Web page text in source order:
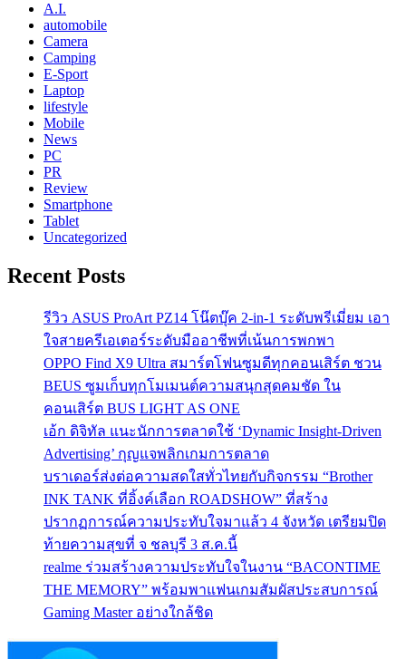
A.I.
automobile
Camera
Camping
E-Sport
Laptop
lifestyle
Mobile
News
PC
PR
Review
Smartphone
Tablet
Uncategorized
Recent Posts
รีวิว ASUS ProArt PZ14 โน๊ตบุ๊ค 2-in-1 ระดับพรีเมี่ยม เอา
ใจสายครีเอเตอร์ระดับมืออาชีพที่เน้นการพกพา
OPPO Find X9 Ultra สมาร์ตโฟนซูมดีทุกคอนเสิร์ต ชวน
BEUS ซูมเก็บทุกโมเมนต์ความสนุกสุดคมชัด ใน
คอนเสิร์ต BUS LIGHT AS ONE
เอ้ก ดิจิทัล แนะนักการตลาดใช้ ‘Dynamic Insight-Driven
Advertising’ กุญแจพลิกเกมการตลาด
บราเดอร์ส่งต่อความสดใสทั่วไทยกับกิจกรรม “Brother
INK TANK ที่อิ้งค์เลือก ROADSHOW” ที่สร้าง
ปรากฏการณ์ความประทับใจมาแล้ว 4 จังหวัด เตรียมปิด
ท้ายความสุขที่ จ ชลบุรี 3 ส.ค.นี้
realme ร่วมสร้างความประทับใจในงาน “BACONTIME
THE MEMORY” พร้อมพาแฟนเกมสัมผัสประสบการณ์
Gaming Master อย่างใกล้ชิด